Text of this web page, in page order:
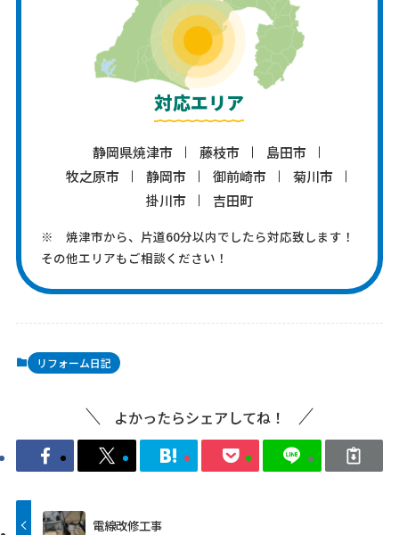
対応エリア
静岡県焼津市 藤枝市
島田市
牧之原市
静岡市 御前崎市
菊川市
掛川市
吉田町
※ 焼津市から、片道60分以内でしたら対応致します！
その他エリアもご相談ください！
リフォーム日記
よかったらシェアしてね！
電線改修工事